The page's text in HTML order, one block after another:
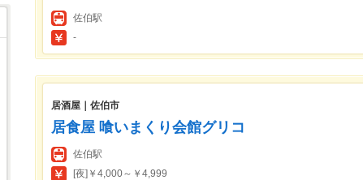
佐伯駅
-
居酒屋｜佐伯市
居食屋 喰いまくり会館グリコ
佐伯駅
[夜]￥4,000～￥4,999